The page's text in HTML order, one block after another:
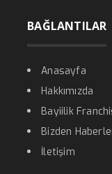
BAĞLANTILAR
Anasayfa
Hakkımızda
Bayiilik
Bizden
İletişim